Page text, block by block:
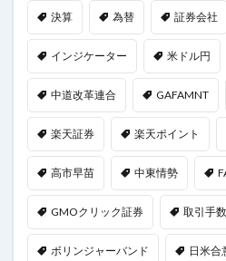
決算 為替 証券会社
インジケーター 米ドル円
中道改革連合 GAFAMNT
楽天証券 楽天ポイント
高市早苗 中東情勢
GMOクリック証券 取引手
ボリンジャーバンド 日米合